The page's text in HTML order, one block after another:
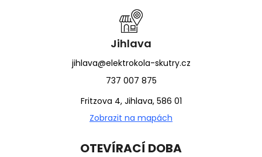
Jihlava
jihlava@elektrokola-skutry.cz
737 007 875
Fritzova 4, Jihlava, 586 01
Zobrazit na mapách
OTEVÍRACÍ DOBA